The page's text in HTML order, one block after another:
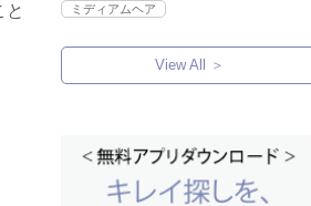
と
ミディアムヘア
View All ＞